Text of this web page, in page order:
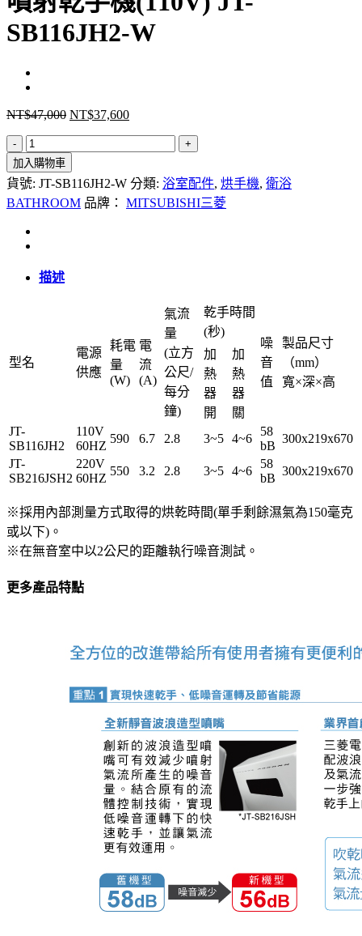
SB116JH2-W
NT$47,000 原
始
價
格：
NT$47,000。
NT$37,600目
前
價
格：
NT$37,600。
三
菱
(MITSUBISHI)
溫
乾
噴
機
(110V)
量
加入購物車
貨號: JT-SB116JH2-W 分類: 浴室配件, 烘手機, 衛浴
BATHROOM 品牌： MITSUBISHI三菱
描述
型名
電源
供應
耗電
量
(W)
電
流
(A)
氣流
量
(立方
公尺/
每分
鐘)
乾手時間
(秒)
噪
音
值
製品尺寸
（mm）
寬×深×高
加
熱
器
開
加
熱
器
關
JT-
SB116JH2
110V
60HZ
590 6.7 2.8 3~5 4~6
58
bB
300x219x670
JT-
SB216JSH2
220V
60HZ
550 3.2 2.8 3~5 4~6
58
bB
300x219x670
※採用內部測量方式取得的烘乾時間(單手剩餘濕氣為150毫克
或以下)。
※在無音室中以2公尺的距離執行噪音測試。
更多產品特點